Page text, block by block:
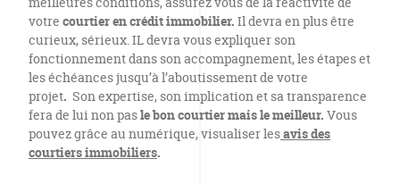
votre courtier en crédit immobilier. Il devra en plus être
curieux, sérieux. IL devra vous expliquer son
fonctionnement dans son accompagnement, les étapes et
les échéances jusqu’à l’aboutissement de votre
projet. Son expertise, son implication et sa transparence
fera de lui nonpasle bon courtier mais le meilleur. Vous
pouvez grâce au numérique, visualiser lesavis des
courtiers immobiliers.